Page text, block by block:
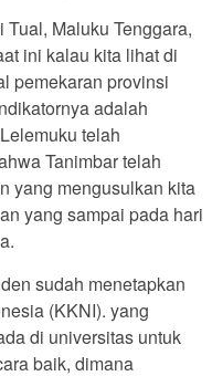
Maluku Tenggara,
ini kalau kita lihat di
pemekaran provinsi
adalah
telah
Tanimbar telah
yang mengusulkan kita
yang sampai pada hari
sudah menetapkan
(KKNI). yang
di universitas untuk
baik, dimana